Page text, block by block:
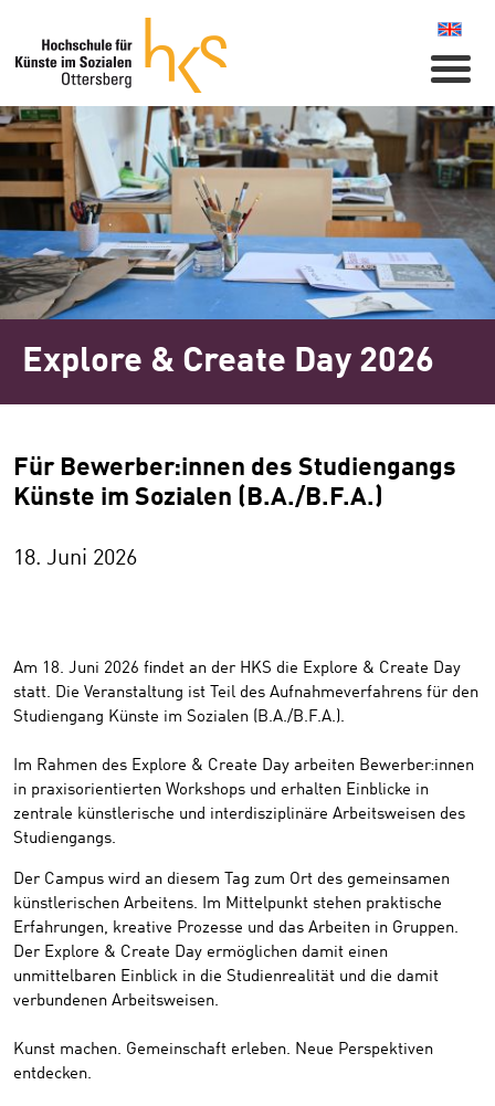
Explore & Create Day 2026
Für Bewerber:innen des Studiengangs
Künste im Sozialen (B.A./B.F.A.)
18. Juni 2026
Am 18. Juni 2026 findet an der HKS die Explore & Create Day
statt. Die Veranstaltung ist Teil des Aufnahmeverfahrens für den
Studiengang Künste im Sozialen (B.A./B.F.A.).
Im Rahmen des Explore & Create Day arbeiten Bewerber:innen
in praxisorientierten Workshops und erhalten Einblicke in
zentrale künstlerische und interdisziplinäre Arbeitsweisen des
Studiengangs.
Der Campus wird an diesem Tag zum Ort des gemeinsamen
künstlerischen Arbeitens. Im Mittelpunkt stehen praktische
Erfahrungen, kreative Prozesse und das Arbeiten in Gruppen.
Der Explore & Create Day ermöglichen damit einen
unmittelbaren Einblick in die Studienrealität und die damit
verbundenen Arbeitsweisen.
Kunst machen. Gemeinschaft erleben. Neue Perspektiven
entdecken.